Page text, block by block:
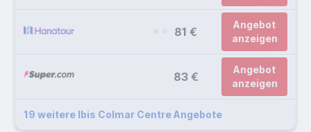
81 €
Angebot
anzeigen
83 €
Angebot
anzeigen
19 weitere Ibis Colmar Centre Angebote